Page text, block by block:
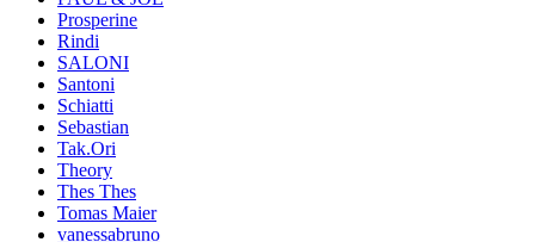
Prosperine
Rindi
SALONI
Santoni
Schiatti
Sebastian
Tak.Ori
Theory
Thes Thes
Tomas Maier
vanessabruno